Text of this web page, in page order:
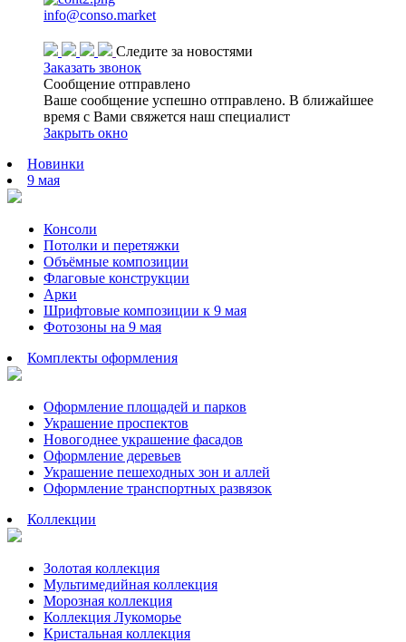
info@conso.market
Следите за новостями
Заказать звонок
Сообщение отправлено
Ваше сообщение успешно отправлено. В ближайшее
время с Вами свяжется наш специалист
Закрыть окно
Новинки
9 мая
Консоли
Потолки и перетяжки
Объёмные композиции
Флаговые конструкции
Арки
Шрифтовые композиции к 9 мая
Фотозоны на 9 мая
Комплекты оформления
Оформление площадей и парков
Украшение проспектов
Новогоднее украшение фасадов
Оформление деревьев
Украшение пешеходных зон и аллей
Оформление транспортных развязок
Коллекции
Золотая коллекция
Мультимедийная коллекция
Морозная коллекция
Коллекция Лукоморье
Кристальная коллекция